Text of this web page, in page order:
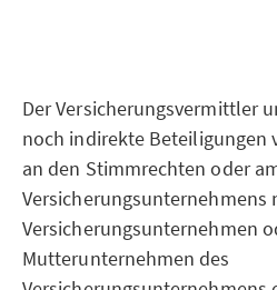
Der Versicherungsvermittler
noch indirekte Beteiligungen
an den Stimmrechten oder
Versicherungsunternehmens
Versicherungsunternehmen
Mutterunternehmen des